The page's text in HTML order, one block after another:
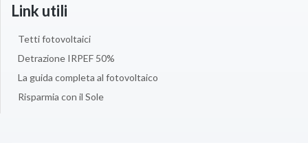
Link utili
Tetti fotovoltaici
Detrazione IRPEF 50%
La guida completa al fotovoltaico
Risparmia con il Sole